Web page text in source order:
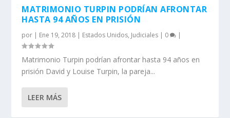
MATRIMONIO TURPIN PODRÍAN AFRONTAR
HASTA 94 AÑOS EN PRISIÓN
por | Ene 19, 2018 | Estados Unidos, Judiciales | 0 |
Matrimonio Turpin podrían afrontar hasta 94 años en
prisión David y Louise Turpin, la pareja...
LEER MÁS